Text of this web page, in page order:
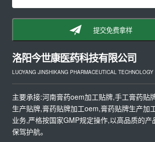
提交免费拿样
洛阳今世康医药科技有限公司
LUOYANG JINSHIKANG PHARMACEUTICAL TECHNOLOGY
主要承接:河南膏药oem加工贴牌,手工膏药贴
生产贴牌,膏药贴牌加工oem,膏药贴牌生产加
业务,严格按国家GMP规定操作,以高品质的产
保驾护航。